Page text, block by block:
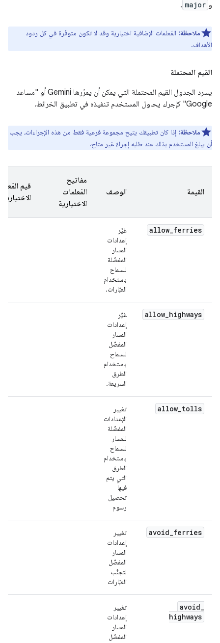
و major
.
ملاحظة: المَعلمات الإضافية اختيارية وقد لا تكون متوفّرة في كل ردود
الأهداف.
القيم المحتملة
يسرد الجدول القيم المحتملة التي يمكن أن يمرّرها Gemini أو "مساعد
Google" كإجراء يحاول المستخدم تنفيذه في تطبيق الخرائط.
ملاحظة: إذا كان تطبيقك يتيح مجموعة فرعية فقط من هذه الإجراءات، يجب
أن يبلغ المستخدم بذلك عند طلبه إجراءً غير متاح.
القيمة الوصف
مفاتيح
المَعلمات
الاختيارية
قيم
الاختيارية
allow ferries
غيِّر
إعدادات
المسار
المفضّلة
للسماح
باستخدام
العبّارات.
allow highways
غيِّر
إعدادات
المسار
المفضّل
للسماح
باستخدام
الطرق
السريعة.
allow tolls
تغيير
الإعدادات
المفضّلة
للمسار
للسماح
باستخدام
الطرق
التي يتم
فيها
تحصيل
رسوم
avoid ferries
تغيير
إعدادات
المسار
المفضّل
لتجنُّب
العبّارات
avoid
highways
تغيير
إعدادات
المسار
المفضّل